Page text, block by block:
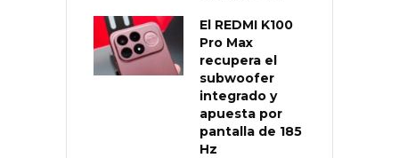
El REDMI K100
Pro Max
recupera el
subwoofer
integrado y
apuesta por
pantalla de 185
Hz